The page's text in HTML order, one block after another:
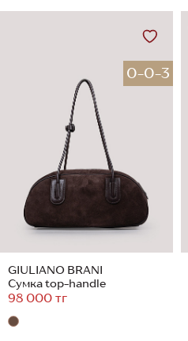
0-0-3
GIULIANO BRANI
Сумка top-handle
98 000 тг